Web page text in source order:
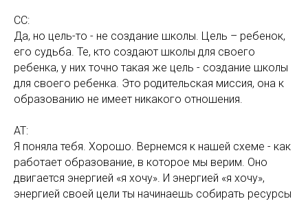
СС:
Да, но цель-то - не создание школы. Цель – ребенок,
его судьба. Те, кто создают школы для своего
ребенка, у них точно такая же цель - создание школы
для своего ребенка. Это родительская миссия, она к
образованию не имеет никакого отношения.
АТ:
Я поняла тебя. Хорошо. Вернемся к нашей схеме - как
работает образование, в которое мы верим. Оно
двигается энергией «я хочу». И энергией «я хочу»,
энергией своей цели ты начинаешь собирать ресурсы